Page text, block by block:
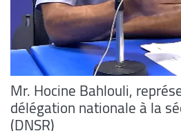
Mr. Hocine Bahlouli,
délégation nationale à la
(DNSR)